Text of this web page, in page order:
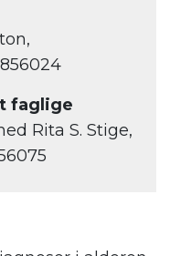
faglige
Rita S. Stige,